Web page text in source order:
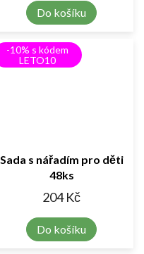
Do košíku
-10% s kódem
LETO10
Sada s nářadím pro děti
48ks
204 Kč
Do košíku